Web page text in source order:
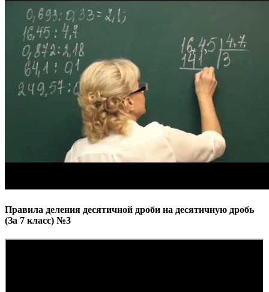
Правила деления десятичной дроби на десятичную дробь
(За 7 класс) №3